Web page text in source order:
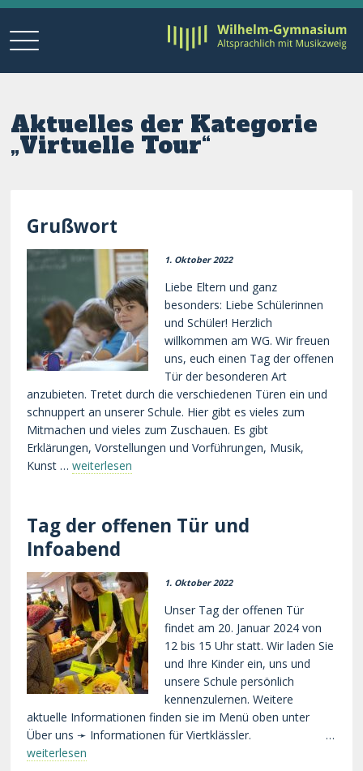
Aktuelles der Kategorie
„Virtuelle Tour“
Grußwort
1. Oktober 2022
Liebe Eltern und ganz
besonders: Liebe Schülerinnen
und Schüler! Herzlich
willkommen am WG. Wir freuen
uns, euch einen Tag der offenen
Tür der besonderen Art
anzubieten. Tretet durch die verschiedenen Türen ein und
schnuppert an unserer Schule. Hier gibt es vieles zum
Mitmachen und vieles zum Zuschauen. Es gibt
Erklärungen, Vorstellungen und Vorführungen, Musik,
Kunst …weiterlesen
Tag der offenen Tür und
Infoabend
1. Oktober 2022
Unser Tag der offenen Tür
findet am 20. Januar 2024 von
12 bis 15 Uhr statt. Wir laden Sie
und Ihre Kinder ein, uns und
unsere Schule persönlich
kennenzulernen. Weitere
aktuelle Informationen finden sie im Menü oben unter
Über uns ➛ Informationen für Viertklässler. …
weiterlesen